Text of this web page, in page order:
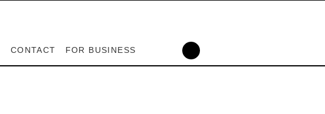
CONTACT
CONTACT|MEMBERSHIP
RESERVE INOUTLIVING
FOR BUSINESS